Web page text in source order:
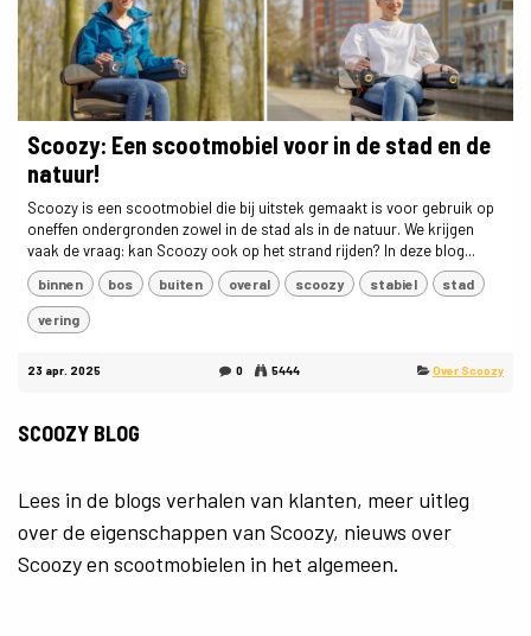
Scoozy: Een scootmobiel voor in de stad en de
natuur!
Scoozy is een scootmobiel die bij uitstek gemaakt is voor gebruik op
oneffen ondergronden zowel in de stad als in de natuur. We krijgen
vaak de vraag: kan Scoozy ook op het strand rijden? In deze blog...
binnen bos buiten overal scoozy stabiel stad
vering
23 apr. 2025 0 5444 Over Scoozy
SCOOZY BLOG
Lees in de blogs verhalen van klanten, meer uitleg
over de eigenschappen van Scoozy, nieuws over
Scoozy en scootmobielen in het algemeen.